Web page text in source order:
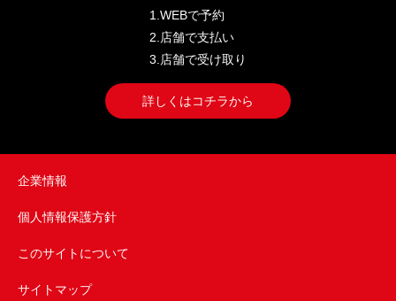
1.WEBで予約
2.店舗で支払い
3.店舗で受け取り
詳しくはコチラから
企業情報
個人情報保護方針
このサイトについて
サイトマップ